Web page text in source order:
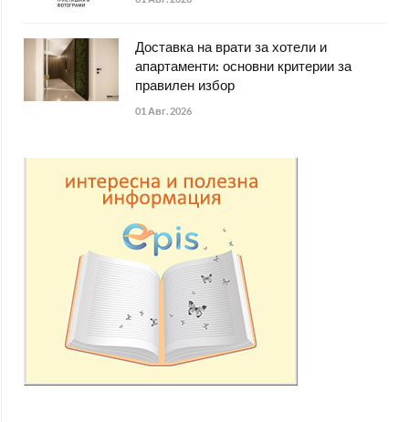
Доставка на врати за хотели и
апартаменти: основни критерии за
правилен избор
01 Авг. 2026